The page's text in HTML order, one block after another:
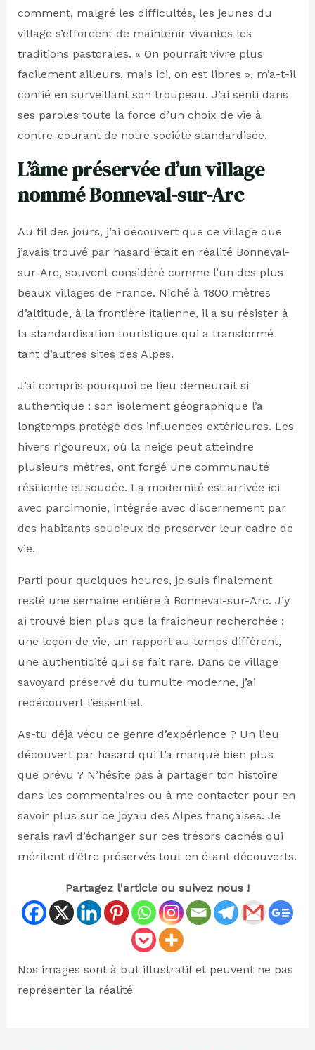
comment, malgré les difficultés, les jeunes du
village s’efforcent de maintenir vivantes les
traditions pastorales. « On pourrait vivre plus
facilement ailleurs, mais ici, on est libres », m’a-t-il
confié en surveillant son troupeau. J’ai senti dans
ses paroles toute la force d’un choix de vie à
contre-courant de notre société standardisée.
L’âme préservée d’un village
nommé Bonneval-sur-Arc
Au fil des jours, j’ai découvert que ce village que
j’avais trouvé par hasard était en réalité Bonneval-
sur-Arc, souvent considéré comme l’un des plus
beaux villages de France. Niché à 1800 mètres
d’altitude, à la frontière italienne, il a su résister à
la standardisation touristique qui a transformé
tant d’autres sites des Alpes.
J’ai compris pourquoi ce lieu demeurait si
authentique : son isolement géographique l’a
longtemps protégé des influences extérieures. Les
hivers rigoureux, où la neige peut atteindre
plusieurs mètres, ont forgé une communauté
résiliente et soudée. La modernité est arrivée ici
avec parcimonie, intégrée avec discernement par
des habitants soucieux de préserver leur cadre de
vie.
Parti pour quelques heures, je suis finalement
resté une semaine entière à Bonneval-sur-Arc. J’y
ai trouvé bien plus que la fraîcheur recherchée :
une leçon de vie, un rapport au temps différent,
une authenticité qui se fait rare. Dans ce village
savoyard préservé du tumulte moderne, j’ai
redécouvert l’essentiel.
As-tu déjà vécu ce genre d’expérience ? Un lieu
découvert par hasard qui t’a marqué bien plus
que prévu ? N’hésite pas à partager ton histoire
dans les commentaires ou à me contacter pour en
savoir plus sur ce joyau des Alpes françaises. Je
serais ravi d’échanger sur ces trésors cachés qui
méritent d’être préservés tout en étant découverts.
Partagez l'article ou suivez nous !
Nos images sont à but illustratif et peuvent ne pas
représenter la réalité